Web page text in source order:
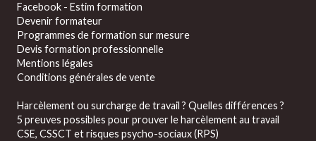
Facebook - Estim formation
Devenir formateur
Programmes de formation sur mesure
Devis formation professionnelle
Mentions légales
Conditions générales de vente
Harcèlement ou surcharge de travail ? Quelles différences ?
5 preuves possibles pour prouver le harcèlement au travail
CSE, CSSCT et risques psycho-sociaux (RPS)